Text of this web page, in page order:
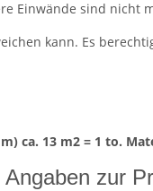
Einwände sind nicht
kann. Es
ca. 13 m2 = 1 to.
Angaben zur